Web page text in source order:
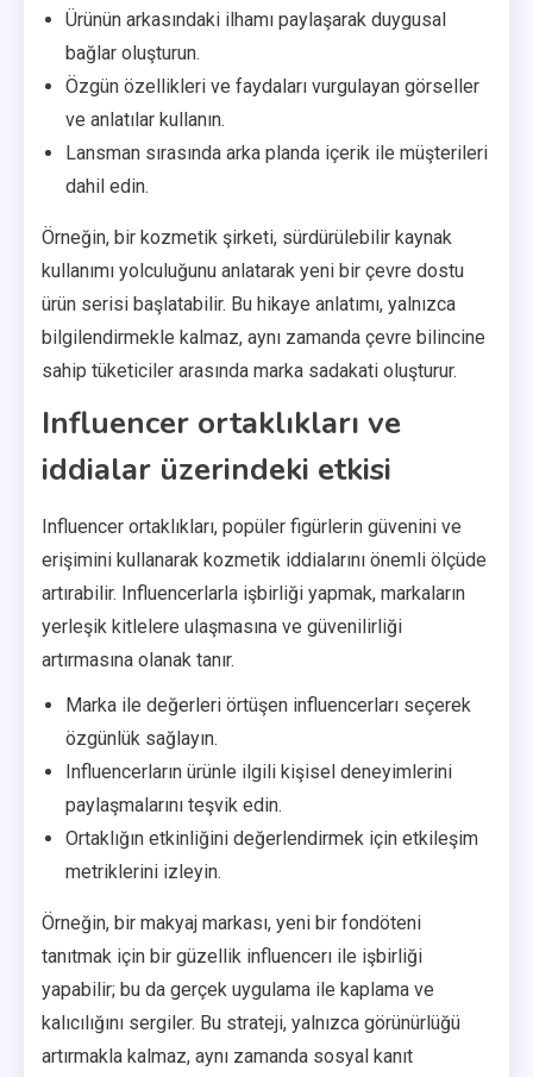
Ürünün arkasındaki ilhamı paylaşarak duygusal
bağlar oluşturun.
Özgün özellikleri ve faydaları vurgulayan görseller
ve anlatılar kullanın.
Lansman sırasında arka planda içerik ile müşterileri
dahil edin.
Örneğin, bir kozmetik şirketi, sürdürülebilir kaynak
kullanımı yolculuğunu anlatarak yeni bir çevre dostu
ürün serisi başlatabilir. Bu hikaye anlatımı, yalnızca
bilgilendirmekle kalmaz, aynı zamanda çevre bilincine
sahip tüketiciler arasında marka sadakati oluşturur.
Influencer ortaklıkları ve
iddialar üzerindeki etkisi
Influencer ortaklıkları, popüler figürlerin güvenini ve
erişimini kullanarak kozmetik iddialarını önemli ölçüde
artırabilir. Influencerlarla işbirliği yapmak, markaların
yerleşik kitlelere ulaşmasına ve güvenilirliği
artırmasına olanak tanır.
Marka ile değerleri örtüşen influencerları seçerek
özgünlük sağlayın.
Influencerların ürünle ilgili kişisel deneyimlerini
paylaşmalarını teşvik edin.
Ortaklığın etkinliğini değerlendirmek için etkileşim
metriklerini izleyin.
Örneğin, bir makyaj markası, yeni bir fondöteni
tanıtmak için bir güzellik influencerı ile işbirliği
yapabilir; bu da gerçek uygulama ile kaplama ve
kalıcılığını sergiler. Bu strateji, yalnızca görünürlüğü
artırmakla kalmaz, aynı zamanda sosyal kanıt